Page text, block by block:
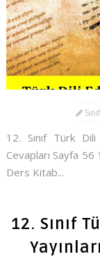
12. Sınıf Türk
Cevapları Sayfa 56
Ders Kitab...
12. Sınıf